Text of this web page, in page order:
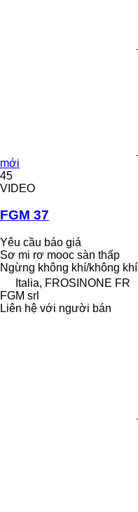
mới
45
VIDEO
FGM 37
Yêu cầu báo giá
Sơ mi rơ mooc sàn thấp
Ngừng không khí/không khí
Italia, FROSINONE FR
FGM srl
Liên hệ với người bán